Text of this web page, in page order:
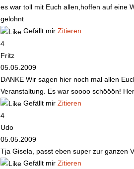
es war toll mit Euch allen,hoffen auf eine
gelohnt
Gefällt mir Zitieren
4
Fritz
05.05.2009
DANKE Wir sagen hier noch mal allen
Veranstaltung. Es war soooo schööön!
Gefällt mir Zitieren
4
Udo
05.05.2009
Tja Gisela, passt eben super zur ganzen
Gefällt mir Zitieren